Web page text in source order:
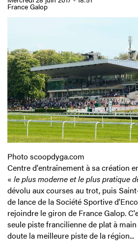
France Galop
Photo scoopdyga.com
Centre d'entraînement à sa création
« le plus moderne et le plus pratique
dévolu aux courses au trot, puis
de lance de la Société Sportive
rejoindre le giron de France Galop.
seule piste francilienne de plat à
doute la meilleure piste de la région...